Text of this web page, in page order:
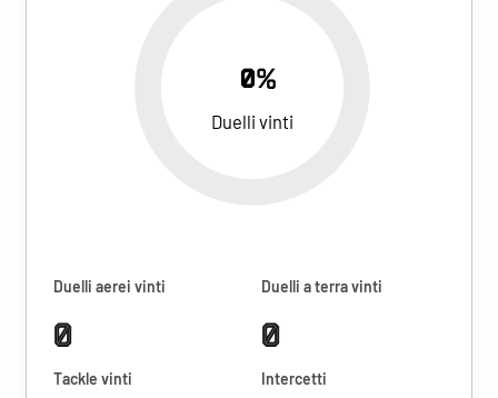
0%
Duelli vinti
Duelli aerei vinti
0
Duelli a terra vinti
0
Tackle vinti Intercetti